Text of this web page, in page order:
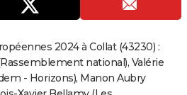
2024 à Collat (43230) :
national), Valérie
- Horizons), Manon Aubry